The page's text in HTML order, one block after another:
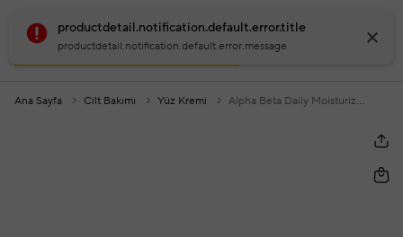
productdetail.notification.default.error.title
productdetail.notification.default.error.message
Ana Sayfa Cilt Bakımı Yüz Kremi Alpha Beta Daily Moisturizer Nemlendirici Yüz Kremi 50 Ml